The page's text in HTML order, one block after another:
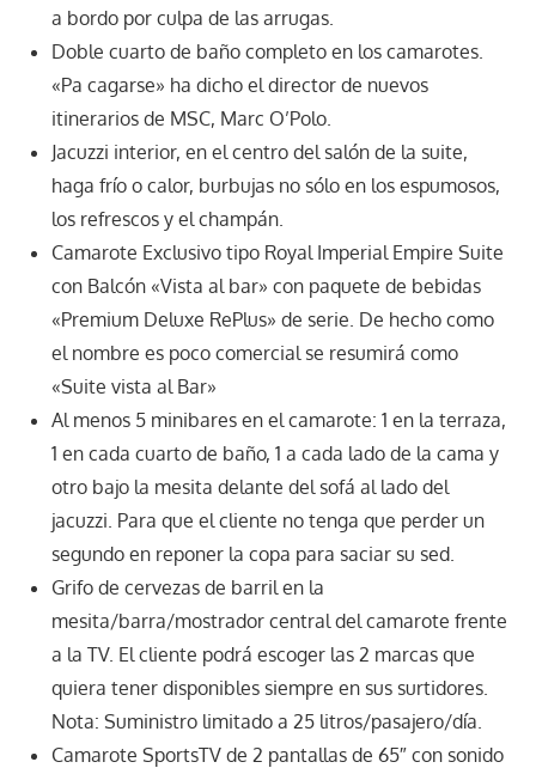
a bordo por culpa de las arrugas.
Doble cuarto de baño completo en los camarotes.
«Pa cagarse» ha dicho el director de nuevos
itinerarios de MSC, Marc O’Polo.
Jacuzzi interior, en el centro del salón de la suite,
haga frío o calor, burbujas no sólo en los espumosos,
los refrescos y el champán.
Camarote Exclusivo tipo Royal Imperial Empire Suite
con Balcón «Vista al bar» con paquete de bebidas
«Premium Deluxe RePlus» de serie. De hecho como
el nombre es poco comercial se resumirá como
«Suite vista al Bar»
Al menos 5 minibares en el camarote: 1 en la terraza,
1 en cada cuarto de baño, 1 a cada lado de la cama y
otro bajo la mesita delante del sofá al lado del
jacuzzi. Para que el cliente no tenga que perder un
segundo en reponer la copa para saciar su sed.
Grifo de cervezas de barril en la
mesita/barra/mostrador central del camarote frente
a la TV. El cliente podrá escoger las 2 marcas que
quiera tener disponibles siempre en sus surtidores.
Nota: Suministro limitado a 25 litros/pasajero/día.
Camarote SportsTV de 2 pantallas de 65″ con sonido